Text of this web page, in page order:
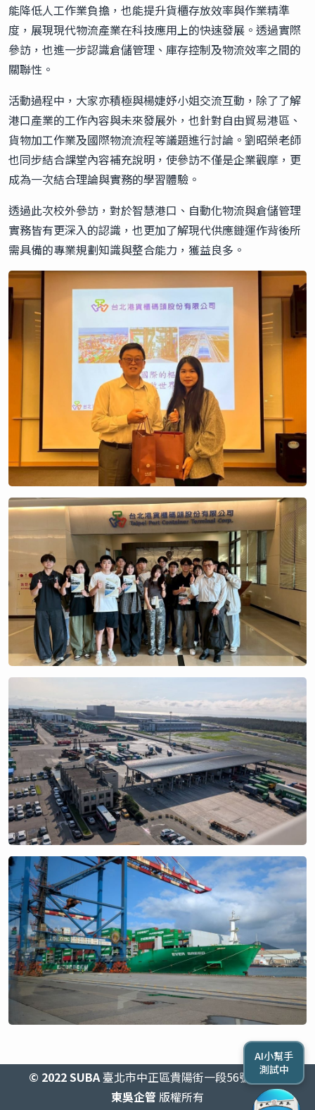
能降低人工作業負擔，也能提升貨櫃存放效率與作業精準
度，展現現代物流產業在科技應用上的快速發展。透過實際
參訪，也進一步認識倉儲管理、庫存控制及物流效率之間的
關聯性。
活動過程中，大家亦積極與楊婕妤小姐交流互動，除了了解
港口產業的工作內容與未來發展外，也針對自由貿易港區、
貨物加工作業及國際物流流程等議題進行討論。劉昭榮老師
也同步結合課堂內容補充說明，使參訪不僅是企業觀摩，更
成為一次結合理論與實務的學習體驗。
透過此次校外參訪，對於智慧港口、自動化物流與倉儲管理
實務皆有更深入的認識，也更加了解現代供應鏈運作背後所
需具備的專業規劃知識與整合能力，獲益良多。
© 2022 SUBA臺北市中正區貴陽街一段56號2438室
東吳企管 版權所有
AI小幫手
測試中